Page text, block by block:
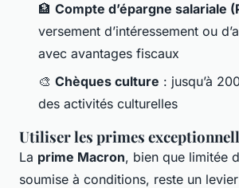
🏦 Compte d’épargne salariale
versement d’intéressement ou
avec avantages fiscaux
🎨 Chèques culture : jusqu’à
des activités culturelles
Utiliser les primes
La prime Macron, bien que limitée
soumise à conditions, reste un